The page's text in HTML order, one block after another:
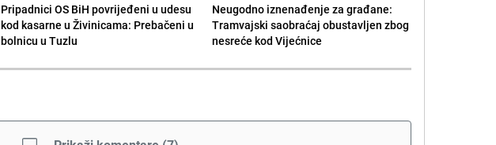
Pripadnici OS BiH povrijeđeni u udesu
kod kasarne u Živinicama: Prebačeni u
bolnicu u Tuzlu
Neugodno iznenađenje za građane:
Tramvajski saobraćaj obustavljen zbog
nesreće kod Vijećnice